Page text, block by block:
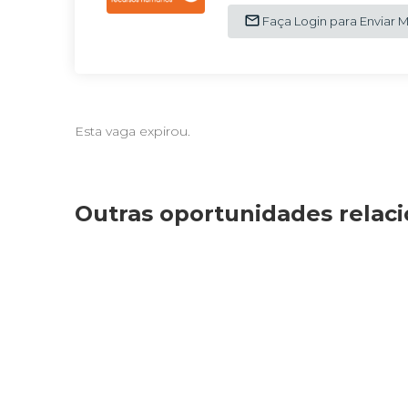
Faça Login para Enviar
Esta vaga expirou.
Outras oportunidades